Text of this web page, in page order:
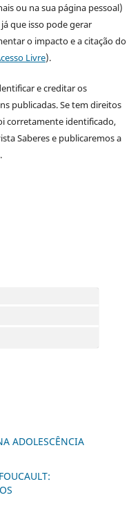
ou na sua página pessoal)
que isso pode gerar
o impacto e a citação do
Livre).
e creditar os
publicadas. Se tem direitos
corretamente identificado,
Saberes e publicaremos a
ADOLESCÊNCIA